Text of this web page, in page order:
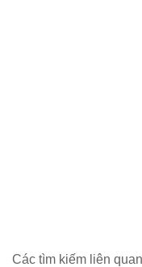
Các tìm kiếm liên